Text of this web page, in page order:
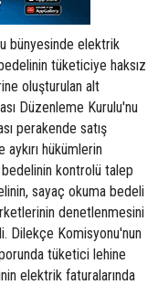
bünyesinde elektrik
tüketiciye haksız
oluşturulan alt
Düzenleme Kurulu'nu
perakende satış
hükümlerin
bedelinin kontrolü talep
sayaç okuma bedeli
denetlenmesini
Dilekçe Komisyonu'nun
tüketici lehine
elektrik faturalarında